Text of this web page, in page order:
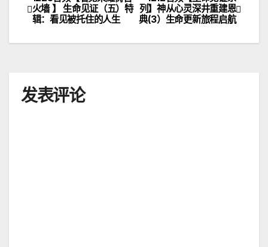
章
列】神从心灵深井重建恩
典(3）生命更新旅程启航
火墙 】 生命见证（五）特
辑：看见被托住的人生
发表评论